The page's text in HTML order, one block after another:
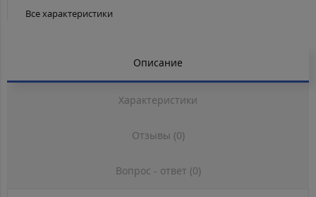
Все характеристики
Описание
Характеристики
Отзывы (0)
Вопрос - ответ (0)